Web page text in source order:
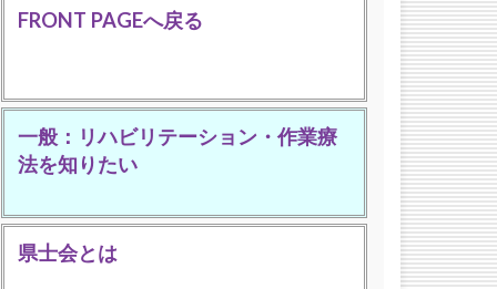
FRONT PAGEへ戻る
一般：リハビリテーション・作業療
法を知りたい
県士会とは